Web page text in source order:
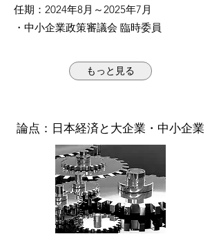
任期：2024年8月～2025年7月
・中小企業政策審議会 臨時委員
もっと見る
​論点：日本経済と大企業・中小企業